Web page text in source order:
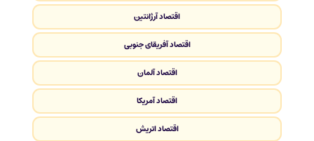
اقتصاد آرژانتین
اقتصاد آفریقای جنوبی
اقتصاد آلمان
اقتصاد آمریکا
اقتصاد اتریش